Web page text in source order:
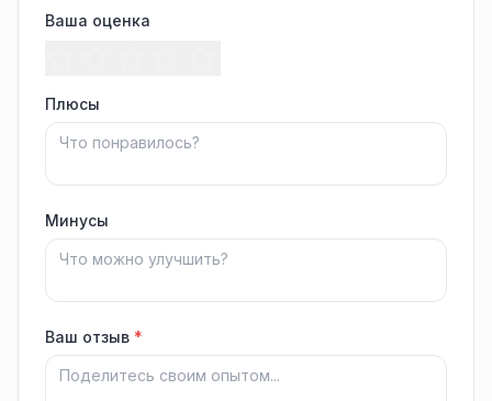
Ваша оценка
Плюсы
Минусы
Ваш отзыв *